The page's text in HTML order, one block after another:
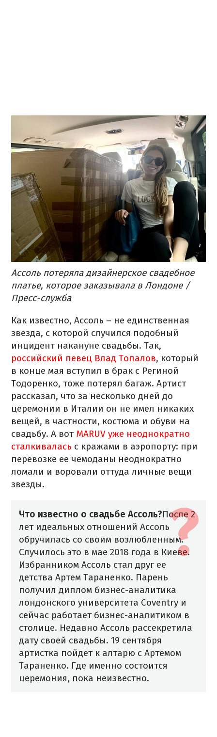
Ассоль потеряла дизайнерское свадебное
платье, которое заказывала в Лондоне /
Пресс-служба
Как известно, Ассоль – не единственная
звезда, с которой случился подобный
инцидент накануне свадьбы. Так,
российский певец Влад Топалов, который
в конце мая вступил в брак с Региной
Тодоренко, тоже потерял багаж. Артист
рассказал, что за несколько дней до
церемонии в Италии он не имел никаких
вещей, в частности, костюма и обуви на
свадьбу. А вот MARUV уже неоднократно
сталкивалась с кражами в аэропорту: при
перевозке ее чемоданы неоднократно
ломали и воровали оттуда личные вещи
звезды.
Что известно о свадьбе Ассоль?После 2
лет идеальных отношений Ассоль
обручилась со своим возлюбленным.
Случилось это в мае 2018 года в Киеве.
Избранником Ассоль стал друг ее
детства Артем Тараненко. Парень
получил диплом бизнес-аналитика
лондонского университета Coventry и
сейчас работает бизнес-аналитиком в
столице. Недавно Ассоль рассекретила
дату своей свадьбы. 19 сентября
артистка пойдет к алтарю с Артемом
Тараненко. Где именно состоится
церемония, пока неизвестно.